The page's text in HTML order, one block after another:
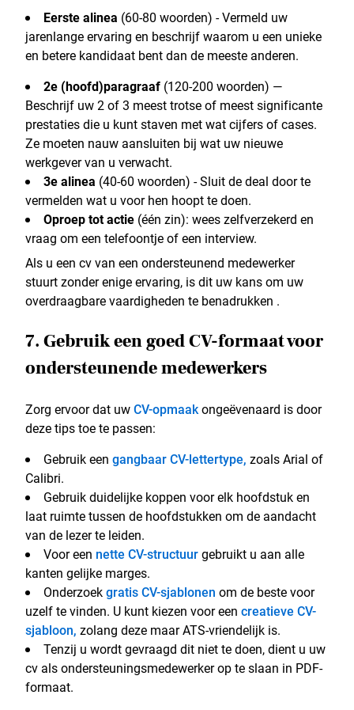
Eerste alinea (60-80 woorden) - Vermeld uw
jarenlange ervaring en beschrijf waarom u een unieke
en betere kandidaat bent dan de meeste anderen.
2e (hoofd)paragraaf (120-200 woorden) —
Beschrijf uw 2 of 3 meest trotse of meest significante
prestaties die u kunt staven met wat cijfers of cases.
Ze moeten nauw aansluiten bij wat uw nieuwe
werkgever van u verwacht.
3e alinea (40-60 woorden) - Sluit de deal door te
vermelden wat u voor hen hoopt te doen.
Oproep tot actie (één zin): wees zelfverzekerd en
vraag om een telefoontje of een interview.
Als u een cv van een ondersteunend medewerker
stuurt zonder enige ervaring, is dit uw kans om uw
overdraagbare vaardigheden te benadrukken .
7. Gebruik een goed CV-formaat voor
ondersteunende medewerkers
Zorg ervoor dat uwCV-opmaakongeëvenaard is door
deze tips toe te passen:
Gebruik een gangbaar CV-lettertype, zoals Arial of
Calibri.
Gebruik duidelijke koppen voor elk hoofdstuk en
laat ruimte tussen de hoofdstukken om de aandacht
van de lezer te leiden.
Voor een nette CV-structuurgebruikt u aan alle
kanten gelijke marges.
Onderzoekgratis CV-sjablonen om de beste voor
uzelf te vinden. U kunt kiezen voor een creatieve CV-
sjabloon, zolang deze maar ATS-vriendelijk is.
Tenzij u wordt gevraagd dit niet te doen, dient u uw
cv als ondersteuningsmedewerker op te slaan in PDF-
formaat.